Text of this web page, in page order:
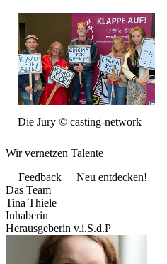
Die Jury © casting-network
Wir vernetzen Talente
Feedback
Neu entdecken!
Das Team
Tina Thiele
Inhaberin
Herausgeberin v.i.S.d.P